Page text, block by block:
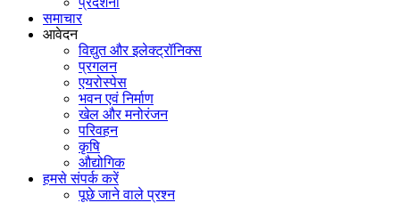
समाचार
आवेदन
विद्युत और इलेक्ट्रॉनिक्स
प्रगलन
एयरोस्पेस
भवन एवं निर्माण
खेल और मनोरंजन
परिवहन
कृषि
औद्योगिक
हमसे संपर्क करें
पूछे जाने वाले प्रश्न